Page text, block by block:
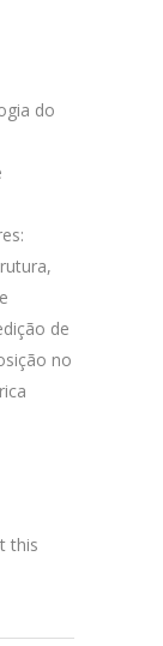
do
de
no
this